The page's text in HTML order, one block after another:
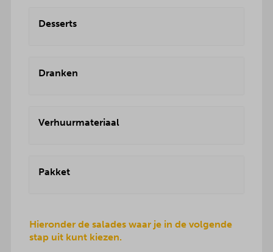
Desserts
Dranken
Verhuurmateriaal
Pakket
Hieronder de salades waar je in de volgende
stap uit kunt kiezen.